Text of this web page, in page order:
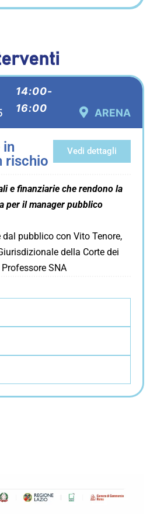
14:00-
16:00
ARENA
in
rischio
Vedi dettagli
e finanziarie che rendono la
per il manager pubblico
pubblico con Vito Tenore,
della Corte dei
SNA